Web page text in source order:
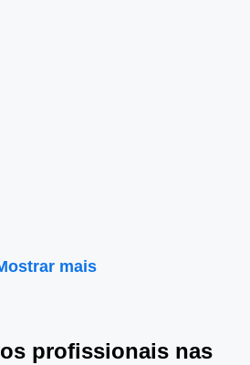
mais
profissionais nas